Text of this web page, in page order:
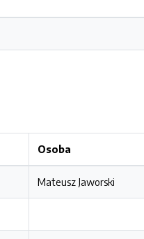
Osoba
Mateusz Jaworski